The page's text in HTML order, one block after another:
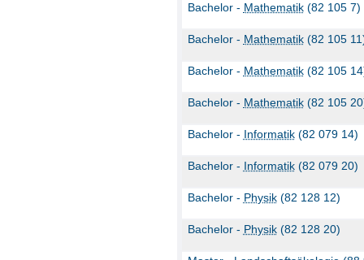
Bachelor - Mathematik(82 105 7)
Bachelor - Mathematik(82 105
Bachelor - Mathematik(82 105
Bachelor - Mathematik(82 105
Bachelor - Informatik(82 079 14)
Bachelor - Informatik(82 079 20)
Bachelor - Physik(82 128 12)
Bachelor - Physik(82 128 20)